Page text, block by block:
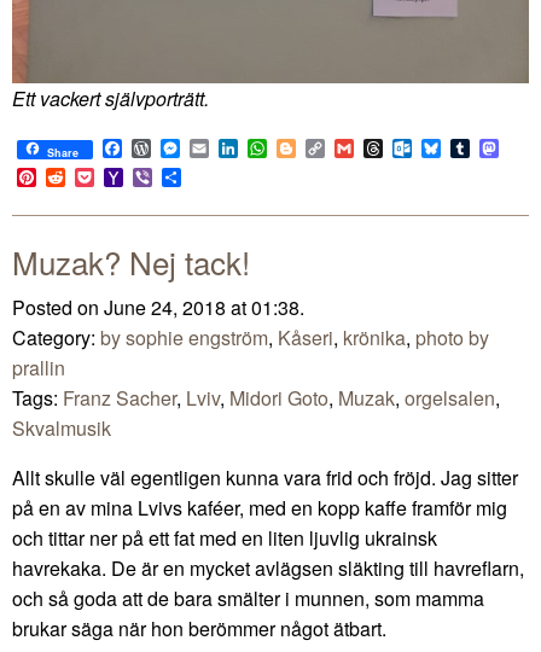
Ett vackert självporträtt.
Share Facebook
WordPress
Messenger
EmailLinkedIn
WhatsApp
BloggerCopy
Link
GmailThreadsOutlook.com
BlueskyTumblr
Pinterest
RedditPocketYahoo
Mail
Viber
Muzak? Nej tack!
Posted on June 24, 2018 at 01:38.
Category: by sophie engström, Kåseri, krönika, photo by
prallin
Tags: Franz Sacher, Lviv, Midori Goto, Muzak, orgelsalen,
Skvalmusik
Allt skulle väl egentligen kunna vara frid och fröjd. Jag sitter
på en av mina Lvivs kaféer, med en kopp kaffe framför mig
och tittar ner på ett fat med en liten ljuvlig ukrainsk
havrekaka. De är en mycket avlägsen släkting till havreflarn,
och så goda att de bara smälter i munnen, som mamma
brukar säga när hon berömmer något ätbart.